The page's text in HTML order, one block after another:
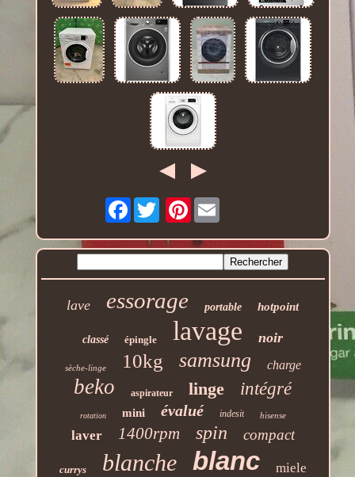
Facebook Pinterest
lave essorage portable hotpoint
classé épingle lavage noir
sèche-linge 10kg samsung charge
beko aspirateur linge intégré
rotation mini évalué indesit hisense
laver 1400rpm spin compact
currys blanche blanc miele